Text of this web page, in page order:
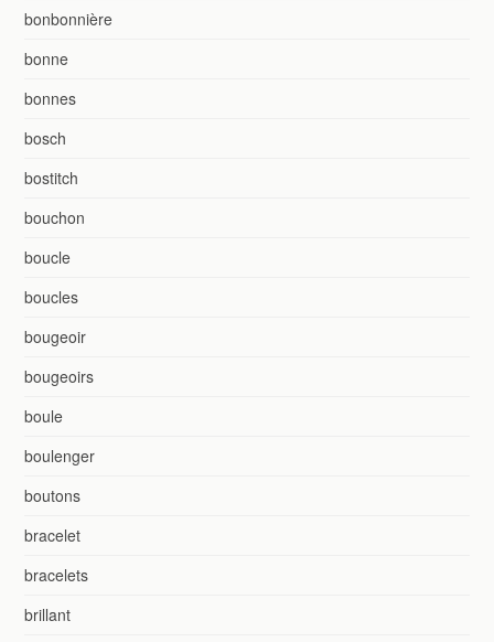
bonbonnière
bonne
bonnes
bosch
bostitch
bouchon
boucle
boucles
bougeoir
bougeoirs
boule
boulenger
boutons
bracelet
bracelets
brillant